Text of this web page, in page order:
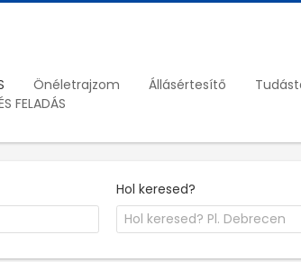
Önéletrajzom Állásértesítő
FELADÁS
Hol keresed?